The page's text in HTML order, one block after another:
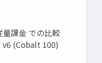
課金 での比較
v6 (Cobalt 100)